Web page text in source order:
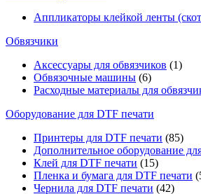
Аппликаторы клейкой ленты
Обвязчики
Аксессуары для обвязчиков (1)
Обвязочные машины (6)
Расходные материалы для
Оборудование для DTF печати
Принтеры для DTF печати (85)
Дополнительное оборудование
Клей для DTF печати (15)
Пленка и бумага для DTF печати
Чернила для DTF печати (42)